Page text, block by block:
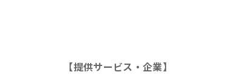
【提供サービス・企業】